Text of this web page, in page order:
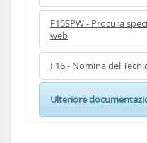
F15SPW - Procura
web
F16 - Nomina del
Ulteriore